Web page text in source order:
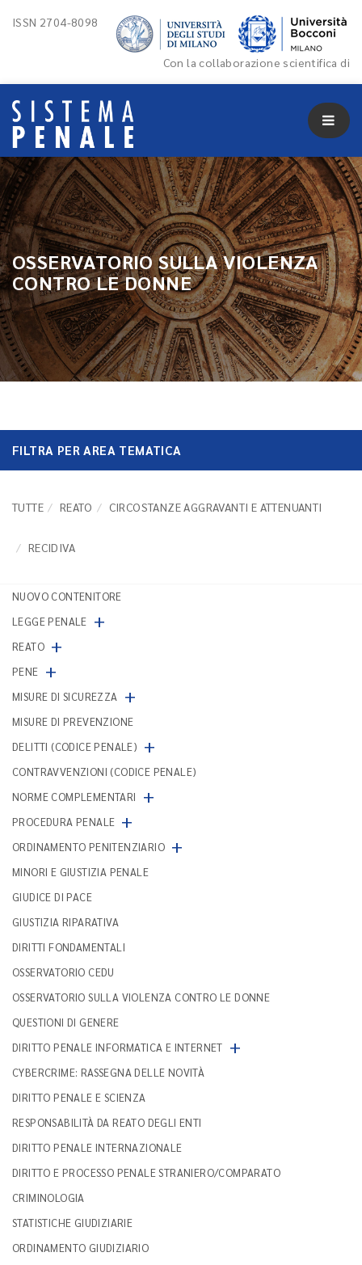
ISSN 2704-8098
Con la collaborazione scientifica di
OSSERVATORIO SULLA VIOLENZA
CONTRO LE DONNE
FILTRA PER AREA TEMATICA
TUTTE REATO CIRCOSTANZE AGGRAVANTI E ATTENUANTI
RECIDIVA
NUOVO CONTENITORE
LEGGE PENALE +
REATO +
PENE +
MISURE DI SICUREZZA +
MISURE DI PREVENZIONE
DELITTI (CODICE PENALE) +
CONTRAVVENZIONI (CODICE PENALE)
NORME COMPLEMENTARI
+
PROCEDURA PENALE +
ORDINAMENTO PENITENZIARIO +
MINORI E GIUSTIZIA PENALE
GIUDICE DI PACE
GIUSTIZIA RIPARATIVA
DIRITTI FONDAMENTALI
OSSERVATORIO CEDU
OSSERVATORIO SULLA VIOLENZA CONTRO LE DONNE
QUESTIONI DI GENERE
DIRITTO PENALE INFORMATICA E INTERNET +
CYBERCRIME: RASSEGNA DELLE NOVITÀ
DIRITTO PENALE E SCIENZA
RESPONSABILITÀ DA REATO DEGLI ENTI
DIRITTO PENALE INTERNAZIONALE
DIRITTO E PROCESSO PENALE STRANIERO/COMPARATO
CRIMINOLOGIA
STATISTICHE GIUDIZIARIE
ORDINAMENTO GIUDIZIARIO